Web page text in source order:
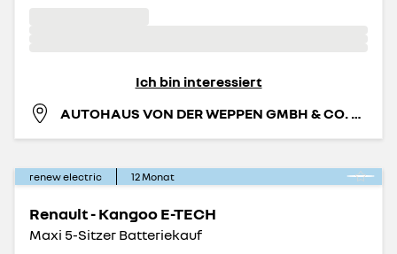
Ich bin interessiert
AUTOHAUS VON DER WEPPEN GMBH & CO. KG
renew electric 12Monat
Renault - Kangoo E-TECH
Maxi 5-Sitzer Batteriekauf